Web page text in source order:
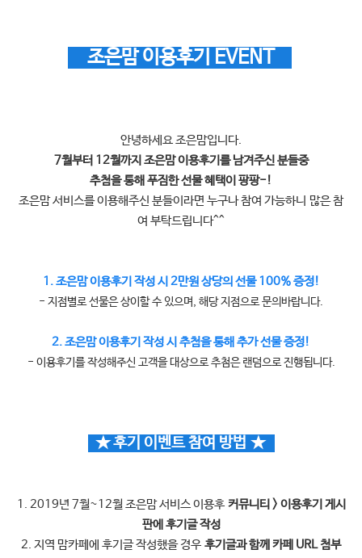
조은맘 이용후기 EVENT
안녕하세요 조은맘입니다.
7월부터 12월까지 조은맘 이용후기를 남겨주신 분들중
추첨을 통해 푸짐한 선물 혜택이 팡팡-!
조은맘 서비스를 이용해주신 분들이라면 누구나 참여 가능하니 많은 참
여 부탁드립니다^^
1. 조은맘 이용후기 작성 시 2만원 상당의 선물 100% 증정!
- 지점별로 선물은 상이할 수 있으며, 해당 지점으로 문의바랍니다.
2. 조은맘 이용후기 작성 시 추첨을 통해 추가 선물 증정!
- 이용후기를 작성해주신 고객을 대상으로 추첨은 랜덤으로 진행됩니다.
★ 후기 이벤트 참여 방법★
1. 2019년 7월~12월 조은맘 서비스 이용후 커뮤니티 > 이용후기 게시
판에 후기글 작성
2. 지역 맘카페에 후기글 작성했을 경우 후기글과 함께 카페 URL 첨부